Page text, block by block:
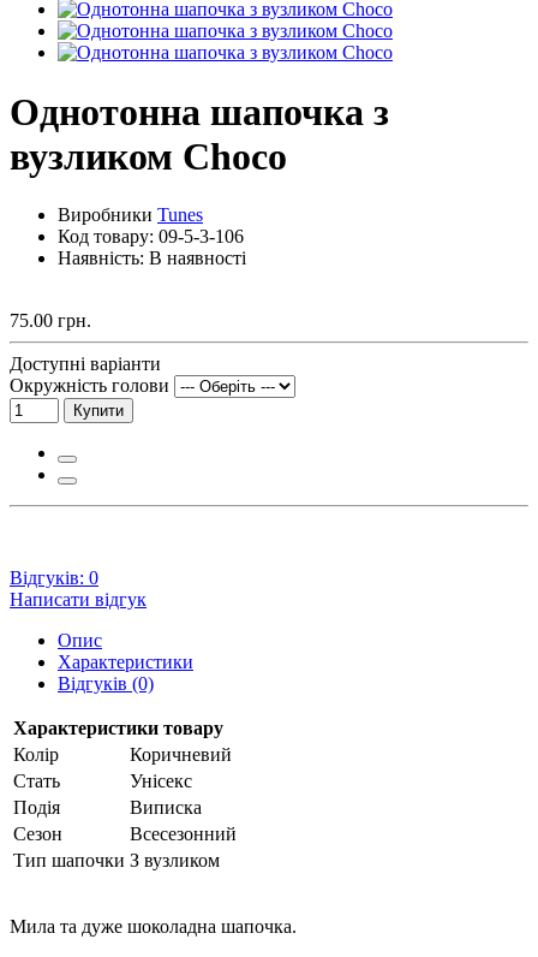
Однотонна шапочка з
вузликом Choco
Виробники Tunes
Код товару: 09-5-3-106
Наявність: В наявності
75.00 грн.
Доступні варіанти
Окружність голови
Купити
Відгуків: 0
Написати відгук
Опис
Характеристики
Відгуків (0)
Характеристики товару
Колір
Коричневий
Стать
Унісекс
Подія
Виписка
Сезон
Всесезонний
Тип шапочки З вузликом
Мила та дуже шоколадна шапочка.